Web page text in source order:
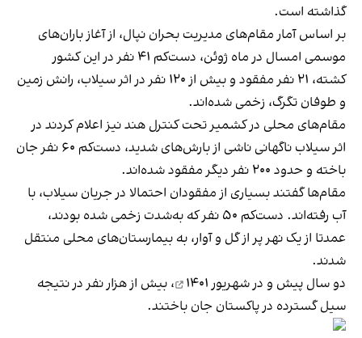
گذاشته است.
بر اساس آمار مقام‌های مدیریت بحران نپال، از آغاز باران‌های
موسمی امسال در ماه ژوئن، دست‌کم ۴۱ نفر در این کشور
کشته، ۲۱ نفر مفقود و بیش از ۱۲۰ نفر در اثر سیلاب، رانش زمین
و طوفان تگرگ، زخمی شده‌اند.
مقام‌های محلی در کشمیر تحت کنترل هند نیز اعلام کردند در
اثر سیلاب ناگهانی ناشی از بارش‌های شدید، دست‌کم ۶۰ نفر جان
باخته و حدود ۲۰۰ نفر دیگر مفقود شده‌اند.
مقام‌ها گفتند بسیاری از مفقودان احتمالا در جریان سیلاب، با
آب رفته‌اند. دست‌کم ۵۰ نفر که به‌شدت زخمی شده بودند،
عمدتا از یک نهر پر از گل و آوار، به بیمارستان‌های محلی منتقل
شدند.
دو سال پیش و درشهریور ۱۴۰۱
، بیش از هزار نفر در نتیجه
سیل گسترده در پاکستان جان باختند.